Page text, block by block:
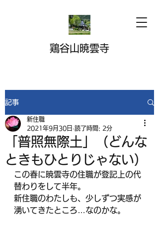
鶏谷山暁雲寺
記事
「普照無際土」（どんな
ときもひとりじゃない）
新住職
2021年9月30日 読了時間: 2分
この春に暁雲寺の住職が登記上の代
替わりをして半年。
新住職のわたしも、少しずつ実感が
湧いてきたところ…なのかな。